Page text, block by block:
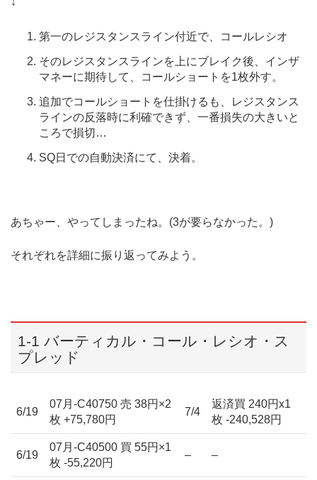
第一のレジスタンスライン付近で、コールレシオ
そのレジスタンスラインを上にブレイク後、インザ
マネーに期待して、コールショートを1枚外す。
追加でコールショートを仕掛けるも、レジスタンス
ラインの反落時に利確できず、一番損失の大きいと
ころで損切…
SQ日での自動決済にて、決着。
あちゃー、やってしまったね。(3が要らなかった。)
それぞれを詳細に振り返ってみよう。
1-1 バーティカル・コール・レシオ・ス
プレッド
6/19
07月-C40750 売 38円×2
枚 +75,780円
7/4
返済買 240円x1
枚 -240,528円
6/19
07月-C40500 買 55円×1
枚 -55,220円
– –